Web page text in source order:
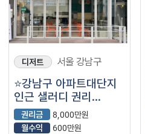
디저트 서울 강남구
⭐강남구 아파트대단지
인근 샐러디 권리
저렴하게 내놓습니다 ⭐
권리금
8,000만원
월수익
600만원